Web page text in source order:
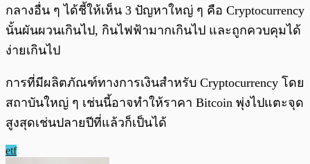
กลางอื่น ๆ ได้ชี้ให้เห็น 3 ปัญหาใหญ่ ๆ คือ Cryptocurrency
นั้นผันผวนเกินไป, กินไฟฟ้ามากเกินไป และถูกควบคุมได้
ง่ายเกินไป
การที่มีผลิตภัณฑ์ทางการเงินสำหรับ Cryptocurrency โดย
สถาบันใหญ่ ๆ เช่นนี้อาจทำให้ราคา Bitcoin พุ่งไปแตะจุด
สูงสุดเช่นปลายปีที่แล้วก็เป็นได้
etf